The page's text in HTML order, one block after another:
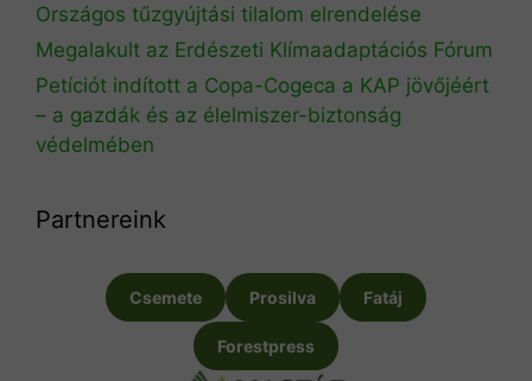
Országos tűzgyújtási tilalom elrendelése
Megalakult az Erdészeti Klímaadaptációs Fórum
Petíciót indított a Copa-Cogeca a KAP jövőjéért
– a gazdák és az élelmiszer-biztonság
védelmében
Partnereink
Csemete Prosilva Fatáj
Forestpress